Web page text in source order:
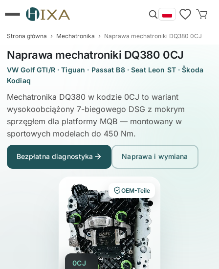
Strona główna › Mechatronika › Naprawa mechatroniki DQ380 0CJ
Naprawa mechatroniki DQ380 0CJ
VW Golf GTI/R · Tiguan · Passat B8 · Seat Leon ST · Škoda
Kodiaq
Mechatronika DQ380 w kodzie 0CJ to wariant
wysokoobciążony 7-biegowego DSG z mokrym
sprzęgłem dla platformy MQB — montowany w
sportowych modelach do 450 Nm.
Bezpłatna diagnostyka Naprawa i wymiana
OEM-Teile
0CJ